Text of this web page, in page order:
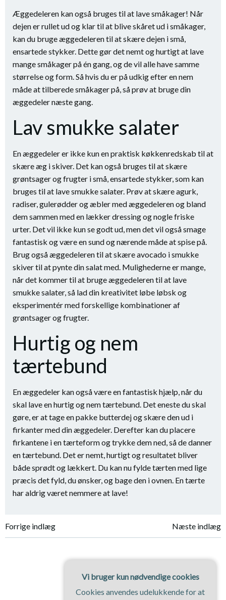
Æggedeleren kan også bruges til at lave småkager! Når
dejen er rullet ud og klar til at blive skåret ud i småkager,
kan du bruge æggedeleren til at skære dejen i små,
ensartede stykker. Dette gør det nemt og hurtigt at lave
mange småkager på én gang, og de vil alle have samme
størrelse og form. Så hvis du er på udkig efter en nem
måde at tilberede småkager på, så prøv at bruge din
æggedeler næste gang.
Lav smukke salater
En æggedeler er ikke kun en praktisk køkkenredskab til at
skære æg i skiver. Det kan også bruges til at skære
grøntsager og frugter i små, ensartede stykker, som kan
bruges til at lave smukke salater. Prøv at skære agurk,
radiser, gulerødder og æbler med æggedeleren og bland
dem sammen med en lækker dressing og nogle friske
urter. Det vil ikke kun se godt ud, men det vil også smage
fantastisk og være en sund og nærende måde at spise på.
Brug også æggedeleren til at skære avocado i smukke
skiver til at pynte din salat med. Mulighederne er mange,
når det kommer til at bruge æggedeleren til at lave
smukke salater, så lad din kreativitet løbe løbsk og
eksperimentér med forskellige kombinationer af
grøntsager og frugter.
Hurtig og nem
tærtebund
En æggedeler kan også være en fantastisk hjælp, når du
skal lave en hurtig og nem tærtebund. Det eneste du skal
gøre, er at tage en pakke butterdej og skære den ud i
firkanter med din æggedeler. Derefter kan du placere
firkantene i en tærteform og trykke dem ned, så de danner
en tærtebund. Det er nemt, hurtigt og resultatet bliver
både sprødt og lækkert. Du kan nu fylde tærten med lige
præcis det fyld, du ønsker, og bage den i ovnen. En tærte
har aldrig været nemmere at lave!
Indlægsnavigation
Forrige indlæg Næste indlæg
Vi bruger kun nødvendige cookies
Cookies anvendes udelukkende for at